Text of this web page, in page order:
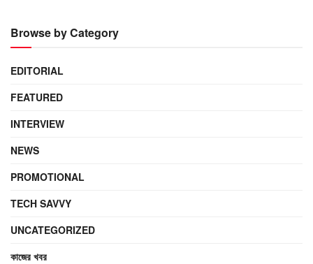
Browse by Category
EDITORIAL
FEATURED
INTERVIEW
NEWS
PROMOTIONAL
TECH SAVVY
UNCATEGORIZED
কাজের খবর